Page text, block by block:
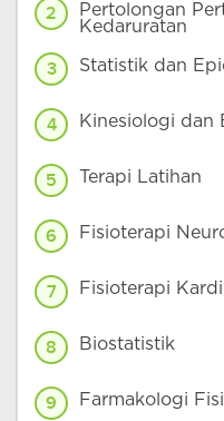
2
Pertolongan
Kedaruratan
3 Statistik dan
4 Kinesiologi dan
5 Terapi Latihan
6 Fisioterapi
7 Fisioterapi
8 Biostatistik
9 Farmakologi